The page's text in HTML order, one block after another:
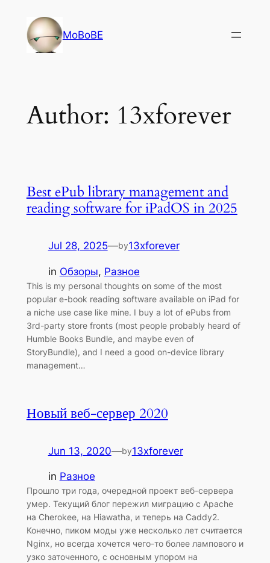
content
MoBoBE
Author: 13xforever
Best ePub library management and
reading software for iPadOS in 2025
Jul 28, 2025—by13xforever
in Обзоры, Разное
This is my personal thoughts on some of the most
popular e-book reading software available on iPad for
a niche use case like mine. I buy a lot of ePubs from
3rd-party store fronts (most people probably heard of
Humble Books Bundle, and maybe even of
StoryBundle), and I need a good on-device library
management…
Новый веб-сервер 2020
Jun 13, 2020—by13xforever
in Разное
Прошло три года, очередной проект веб-сервера
умер. Текущий блог пережил миграцию с Apache
на Cherokee, на Hiawatha, и теперь на Caddy2.
Конечно, пиком моды уже несколько лет считается
Nginx, но всегда хочется чего-то более лампового и
узко заточенного, с основным упором на